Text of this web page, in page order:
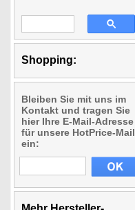
Shopping:
Bleiben Sie mit uns im
Kontakt und tragen Sie
hier Ihre E-Mail-Adresse
für unsere HotPrice-Mail
ein: